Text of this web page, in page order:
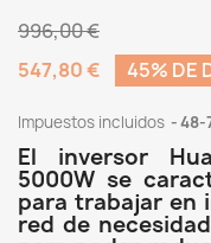
996,00 €
547,80 €
45% DE
Impuestos incluidos 48-
El inversor
5000W se
para trabajar en
red de